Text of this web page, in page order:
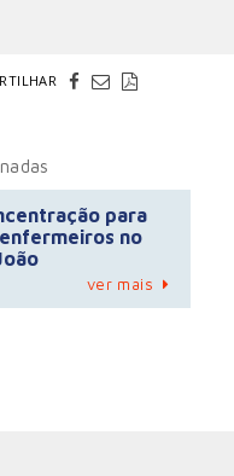
para
no
ver mais